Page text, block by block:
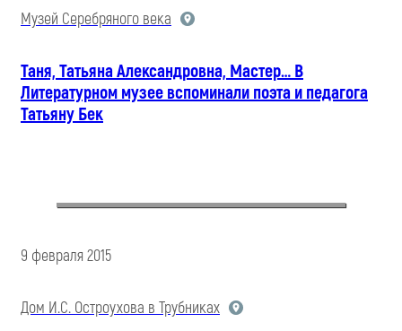
Музей Серебряного века
Таня, Татьяна Александровна, Мастер… В
Литературном музее вспоминали поэта и педагога
Татьяну Бек
9 февраля 2015
Дом И.С. Остроухова в Трубниках